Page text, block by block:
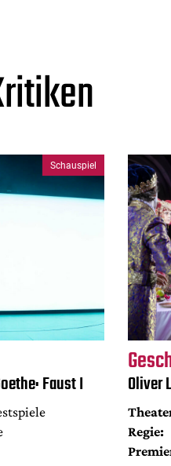
Schauspiel
Faust I Oliver
Regie: